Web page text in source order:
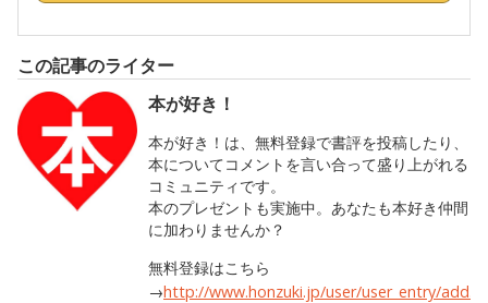
この記事のライター
本が好き！
本が好き！は、無料登録で書評を投稿したり、
本についてコメントを言い合って盛り上がれる
コミュニティです。
本のプレゼントも実施中。あなたも本好き仲間
に加わりませんか？
無料登録はこちら
→http://www.honzuki.jp/user/user_entry/